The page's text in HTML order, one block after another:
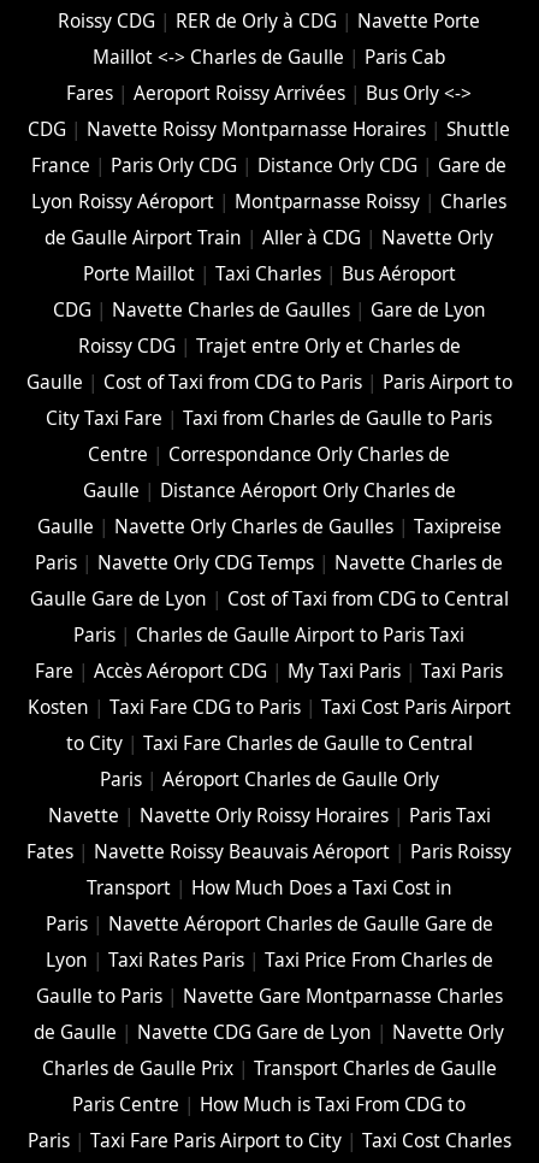
Roissy CDG | RER de Orly à CDG | Navette Porte
Maillot <-> Charles de Gaulle | Paris Cab
Fares |Aeroport Roissy Arrivées | Bus Orly <->
CDG | Navette Roissy Montparnasse Horaires |Shuttle
France | Paris Orly CDG | Distance Orly CDG | Gare de
Lyon Roissy Aéroport | Montparnasse Roissy | Charles
de Gaulle Airport Train |Aller à CDG | Navette Orly
Porte Maillot| Taxi Charles| Bus Aéroport
CDG | Navette Charles de Gaulles| Gare de Lyon
Roissy CDG | Trajet entre Orly et Charles de
Gaulle | Cost of Taxi from CDG to Paris| Paris Airport to
City Taxi Fare |Taxi from Charles de Gaulle to Paris
Centre | Correspondance Orly Charles de
Gaulle | Distance Aéroport Orly Charles de
Gaulle | Navette Orly Charles de Gaulles| Taxipreise
Paris | Navette Orly CDG Temps | Navette Charles de
Gaulle Gare de Lyon | Cost of Taxi from CDG to Central
Paris | Charles de Gaulle Airport to Paris Taxi
Fare |Accès Aéroport CDG | My Taxi Paris |Taxi Paris
Kosten | Taxi Fare CDG to Paris| Taxi Cost Paris Airport
to City| Taxi Fare Charles de Gaulle to Central
Paris| Aéroport Charles de Gaulle Orly
Navette | Navette Orly Roissy Horaires| Paris Taxi
Fates | Navette Roissy Beauvais Aéroport | Paris Roissy
Transport| How Much Does a Taxi Cost in
Paris| Navette Aéroport Charles de Gaulle Gare de
Lyon | Taxi Rates Paris| Taxi Price From Charles de
Gaulle to Paris| Navette Gare Montparnasse Charles
de Gaulle | Navette CDG Gare de Lyon | Navette Orly
Charles de Gaulle Prix| Transport Charles de Gaulle
Paris Centre | How Much is Taxi From CDG to
Paris| Taxi Fare Paris Airport to City| Taxi Cost Charles